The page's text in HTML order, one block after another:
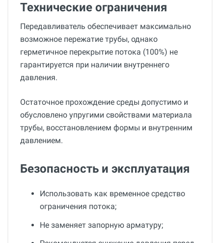
Технические ограничения
Передавливатель обеспечивает максимально
возможное пережатие трубы, однако
герметичное перекрытие потока (100%) не
гарантируется при наличии внутреннего
давления.
Остаточное прохождение среды допустимо и
обусловлено упругими свойствами материала
трубы, восстановлением формы и внутренним
давлением.
Безопасность и эксплуатация
Использовать как временное средство
ограничения потока;
Не заменяет запорную арматуру;